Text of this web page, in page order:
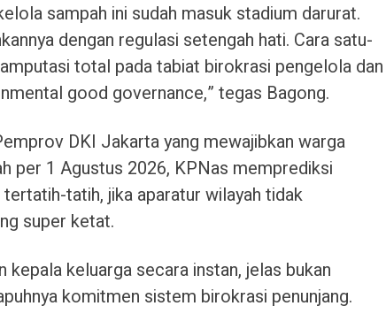
sampah ini sudah masuk stadium darurat.
dengan regulasi setengah hati. Cara satu-
total pada tabiat birokrasi pengelola dan
good governance,” tegas Bagong.
DKI Jakarta yang mewajibkan warga
per 1 Agustus 2026, KPNas memprediksi
tatih, jika aparatur wilayah tidak
super ketat.
kepala keluarga secara instan, jelas bukan
komitmen sistem birokrasi penunjang.